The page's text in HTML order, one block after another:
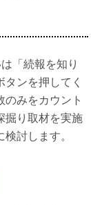
「続報を知り
ンを押してく
みをカウント
掘り取材を実施
討します。